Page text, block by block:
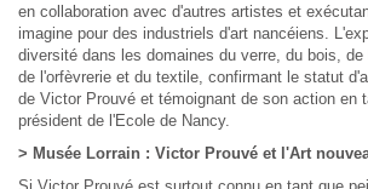
en collaboration avec d'autres artistes et
imagine pour des industriels d'art nancéiens.
diversité dans les domaines du verre, du bois, de
de l'orfèvrerie et du textile, confirmant le statut
de Victor Prouvé et témoignant de son action en
président de l'Ecole de Nancy.
> Musée Lorrain : Victor Prouvé et l'Art